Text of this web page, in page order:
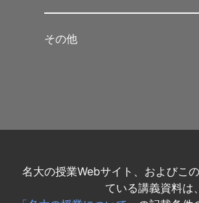
その他
名大の授業Webサイト、およびこ
ている講義資料は、